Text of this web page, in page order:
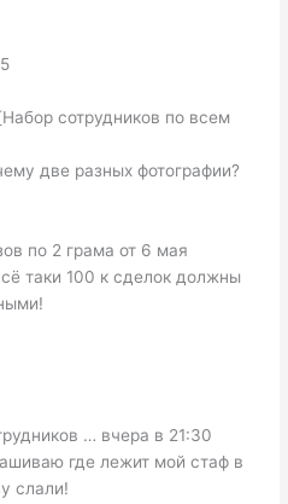
сотрудников по всем
две разных фотографии?
по 2 грама от 6 мая
таки 100 к сделок должны
… вчера в 21:30
где лежит мой стаф в
слали!